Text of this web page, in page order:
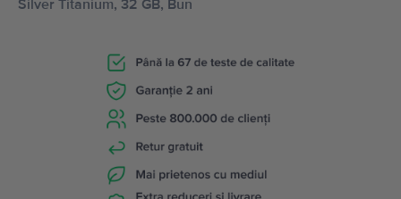
Silver Titanium, 32 GB, Bun